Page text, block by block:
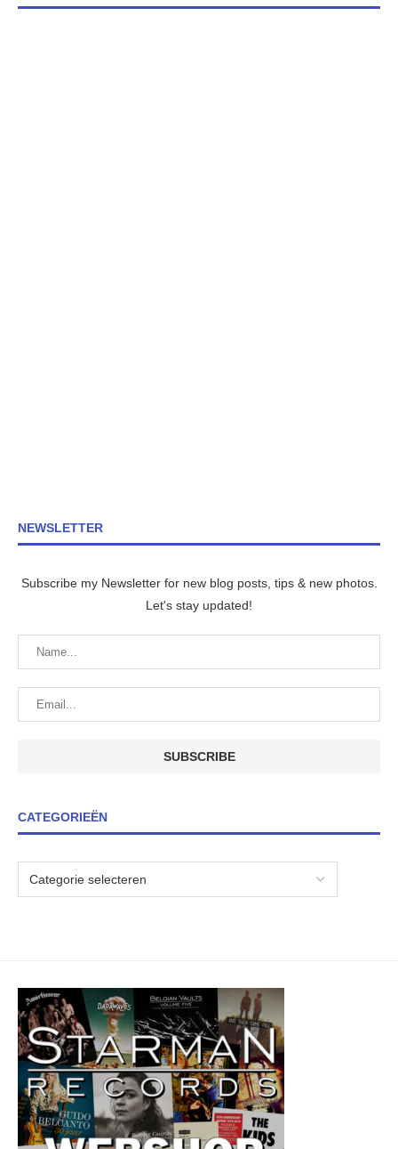
NEWSLETTER
Subscribe my Newsletter for new blog posts, tips & new photos.
Let's stay updated!
CATEGORIEËN